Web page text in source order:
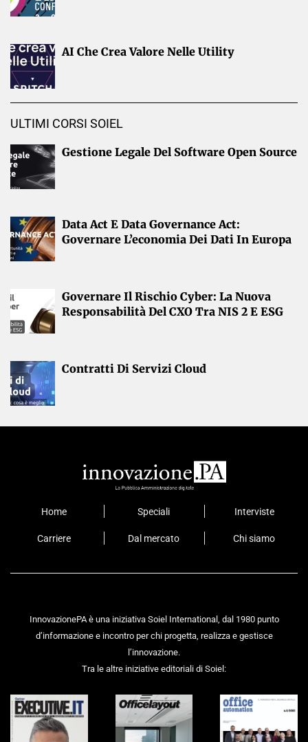
AI Che Crea Valore Nelle Utility
ULTIMI CORSI SOIEL
Gestione Legale Del Software Open Source
Data Act E Data Governance Act:
Governare L’economia Dei Dati In Europa
Governare Il Rischio Cyber: La Nuova
Responsabilità Del CXO Tra NIS 2 E ESG
Contratti Di Servizi Cloud
Home Speciali Interviste
Carriere Dal mercato Chi siamo
InnovazionePA è una iniziativa Soiel International, dal 1980 punto
d’informazione e incontro per chi progetta, realizza e gestisce
l’innovazione.
Tra le altre iniziative editoriali di Soiel: